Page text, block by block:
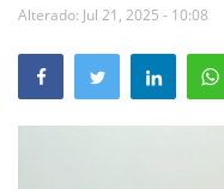
Mural de Licitações
Alterado: Jul 21, 2025 - 10:08